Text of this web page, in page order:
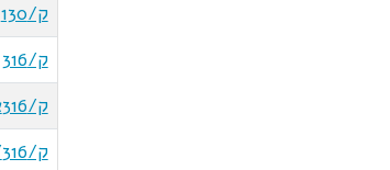
ק/130
ק/316
ק/316א
ק/316/ח